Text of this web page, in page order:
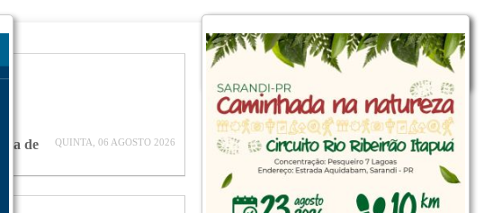
QUINTA, 06 AGOSTO 2026
Ata de
Fechar